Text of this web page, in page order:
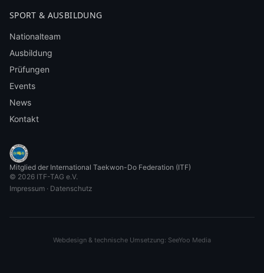
SPORT & AUSBILDUNG
Nationalteam
Ausbildung
Prüfungen
Events
News
Kontakt
Mitglied der International Taekwon-Do Federation (ITF)
© 2026 ITF-TAG e.V.
Impressum · Datenschutz
Webdesign & technische Umsetzung: SeeYoo Media